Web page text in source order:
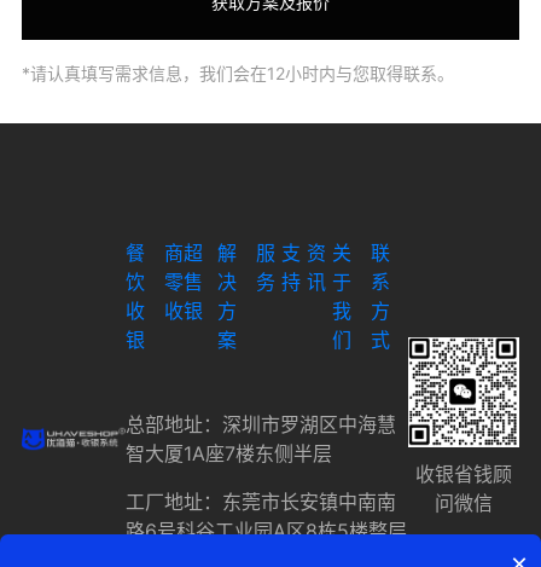
*请认真填写需求信息，我们会在12小时内与您取得联系。
餐
饮
收
银
商超
零售
收银
解
决
方
案
服
务
支
持
资
讯
关
于
我
们
联
系
方
式
总部地址：深圳市罗湖区中海慧
智大厦1A座7楼东侧半层
工厂地址：东莞市长安镇中南南
路6号科谷工业园A区8栋5楼整层
收银省钱顾
问微信